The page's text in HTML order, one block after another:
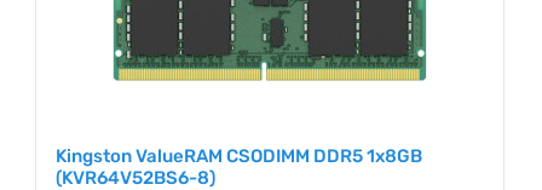
Kingston ValueRAM CSODIMM DDR5 1x8GB
(KVR64V52BS6-8)